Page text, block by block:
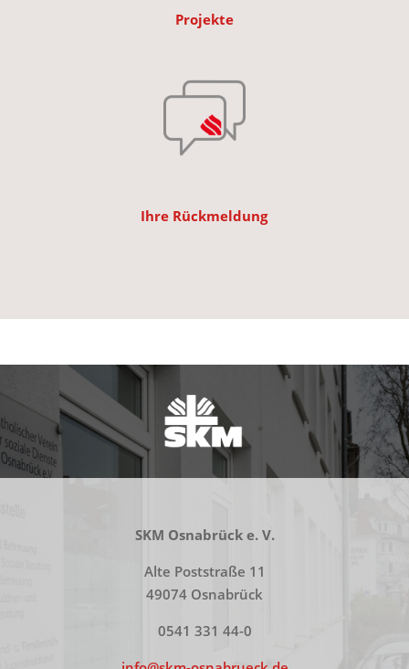
Projekte
Ihre Rückmeldung
SKM Osnabrück e. V.
Alte Poststraße 11
49074 Osnabrück
0541 331 44-0